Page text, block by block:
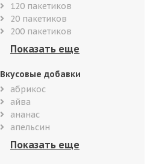
120 пакетиков
20 пакетиков
200 пакетиков
Вкусовые добавки
абрикос
айва
ананас
апельсин